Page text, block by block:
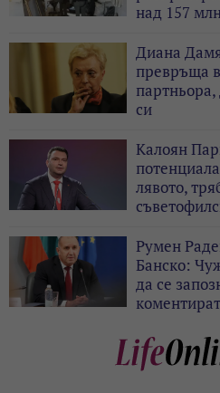
над 157
Диана
превръща
си
Калоян
лявото,
Румен
Банско:
да се